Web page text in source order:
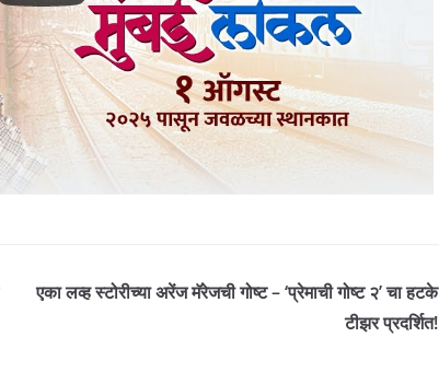
एका लव्ह स्टोरीच्या अरेंज मॅरेजची गोष्ट – ‘प्रेमाची गोष्ट २’ चा हटके
टीझर प्रदर्शित!